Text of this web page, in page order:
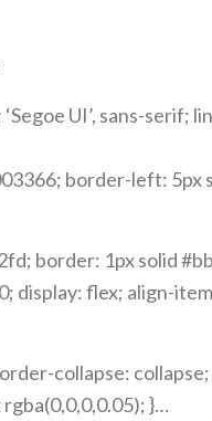
UI’, sans-serif;
border-left:
margin-top:
border: 1px solid
display: flex; align-
border: 1px solid
}
collapse:
}